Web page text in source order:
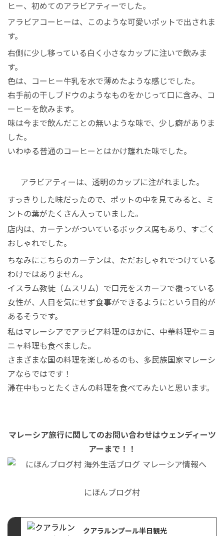
ヒー、初めてのアラビアティーでした。
アラビアコーヒーは、このような可愛いポットで出されま
す。
右側に少し移っている白く小さなカップに注いで飲みま
す。
色は、コーヒー牛乳を水で薄めたような感じでした。
右手前の干しブドウのようなものをかじって口に含み、コ
ーヒーを飲みます。
味は今まで飲んだことの無いような味で、少し癖がありま
した。
いわゆる普通のコーヒーとはかけ離れた味でした。
アラビアティーは、透明のカップに注がれました。
すっきりした味だったので、ポットの中を見てみると、ミ
ントの葉がたくさん入っていました。
店内は、カーテンがついているボックス席もあり、すごく
おしゃれでした。
ちなみにこちらのカーテンは、ただおしゃれでつけている
わけではありません。
イスラム教徒（ムスリム）で口元をスカーフで覆っている
女性が、人目を気にせず食事ができるようにという目的が
あるそうです。
私はマレーシアでアラビア料理のほかに、中華料理やニョ
ニャ料理も食べました。
さまざまな国の料理を楽しめるのも、多民族国家マレーシ
アならではです！
滞在中もっとたくさんの料理を食べてみたいと思います。
マレーシア旅行に関してのお問い合わせはウェンディーツ
アーまで！！
にほんブログ村
クアラルンプール半日観光
送迎
ャーター
サポート